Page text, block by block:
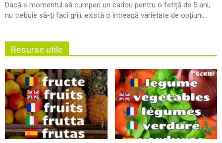
Dacă e momentul să cumperi un cadou pentru o fetiță de 5 ani,
nu trebuie să-ți faci griji, există o întreagă varietate de opțiuni...
Resurse utile